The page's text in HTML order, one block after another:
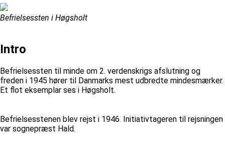
Befrielsessten i Høgsholt
Intro
Befrielsessten til minde om 2. verdenskrigs afslutning og
freden i 1945 hører til Danmarks mest udbredte mindesmærker.
Et flot eksemplar ses i Høgsholt.
Befrielsesstenen blev rejst i 1946. Initiativtageren til rejsningen
var sognepræst Hald.